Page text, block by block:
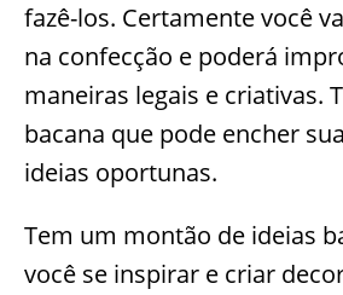
fazê-los. Certamente você
na confecção e poderá
maneiras legais e criativas.
bacana que pode encher
ideias oportunas.
Tem um montão de ideias
você se inspirar e criar